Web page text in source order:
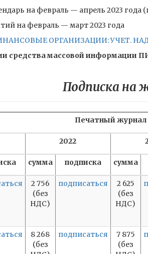
на февраль — апрель 2023 года
на февраль — март 2023 года
ОРГАНИЗАЦИИ: УЧЕТ.
средства массовой информации
Подписка на
Печатный журнал
2022
сумма подписка сумма
2 756
(без
НДС)
подписаться
2 625
(без
НДС)
8 268
(без
подписаться
7 875
(без